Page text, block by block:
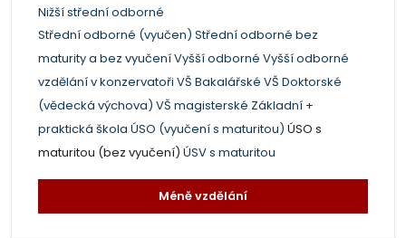
Nižší střední odborné
Střední odborné (vyučen) Střední odborné bez
maturity a bez vyučeníVyšší odborné Vyšší odborné
vzdělání v konzervatoři VŠ Bakalářské VŠ Doktorské
(vědecká výchova) VŠ magisterské Základní +
praktická škola ÚSO (vyučení s maturitou) ÚSO s
maturitou (bez vyučení) ÚSV s maturitou
Méně vzdělání